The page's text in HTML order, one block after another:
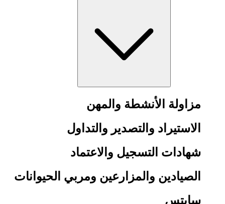
مزاولة الأنشطة والمهن
الاستيراد والتصدير والتداول
شهادات التسجيل والاعتماد
الصيادين والمزارعين ومربي الحيوانات
سايتس